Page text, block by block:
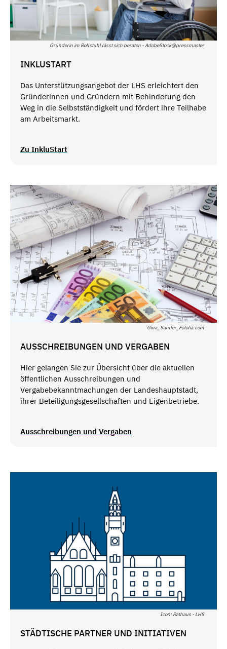
Gründerin im Rollstuhl lässt sich beraten - AdobeStock@pressmaster
INKLUSTART
Das Unterstützungsangebot der LHS erleichtert den
Gründerinnen und Gründern mit Behinderung den
Weg in die Selbstständigkeit und fördert ihre Teilhabe
am Arbeitsmarkt.
Zu InkluStart
Gina_Sander_Fotolia.com
AUSSCHREIBUNGEN UND VERGABEN
Hier gelangen Sie zur Übersicht über die aktuellen
öffentlichen Ausschreibungen und
Vergabebekanntmachungen der Landeshauptstadt,
ihrer Beteiligungsgesellschaften und Eigenbetriebe.
Ausschreibungen und Vergaben
Icon: Rathaus - LHS
STÄDTISCHE PARTNER UND INITIATIVEN